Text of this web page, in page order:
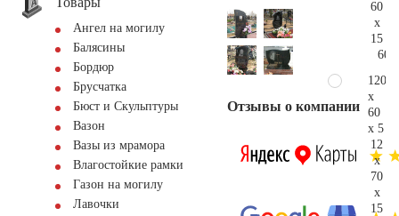
Ангел на могилу
Балясины
Бордюр
Брусчатка
Бюст и Скульптуры
Вазон
Вазы из мрамора
Влагостойкие рамки
Газон на могилу
Лавочки
Отзывы о компании
60
x
15
120
x
60
x 5
12
x
70
x
15